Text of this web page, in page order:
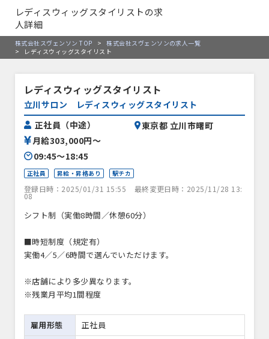
レディスウィッグスタイリストの求
人詳細
株式会社スヴェンソン TOP >
株式会社スヴェンソンの求人一覧
>
レディスウィッグスタイリスト
レディスウィッグスタイリスト
立川サロン レディスウィッグスタイリスト
正社員（中途）
月給303,000円〜
09:45〜18:45
東京都 立川市曙町
正社員 昇給・昇格あり 駅チカ
登録日時：2025/01/31 15:55 最終変更日時：2025/11/28 13:
08
シフト制（実働8時間／休憩60分）
■時短制度（規定有）
実働4／5／6時間で選んでいただけます。
※店舗により多少異なります。
※残業月平均1間程度
雇用形態
正社員